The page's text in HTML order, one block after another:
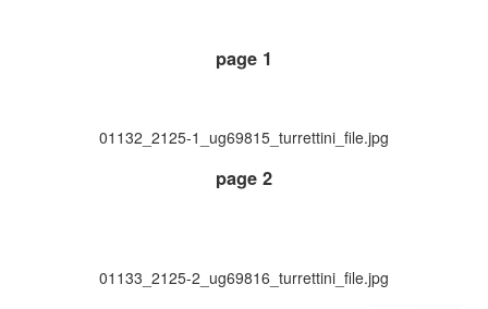
page 1
01132_2125-1_ug69815_turrettini_file.jpg
page 2
01133_2125-2_ug69816_turrettini_file.jpg